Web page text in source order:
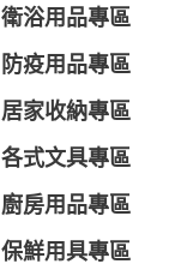
衛浴用品專區
防疫用品專區
居家收納專區
各式文具專區
廚房用品專區
保鮮用具專區